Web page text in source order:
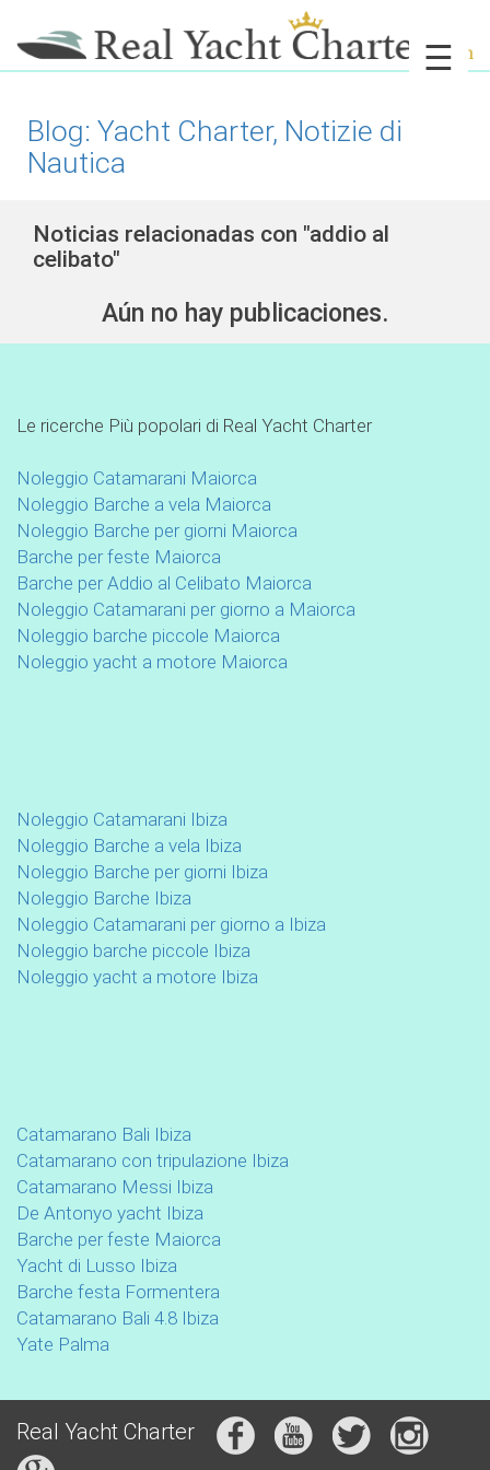
☰
Blog: Yacht Charter, Notizie di
Nautica
Noticias relacionadas con "addio al
celibato"
Aún no hay publicaciones.
Le ricerche Più popolari di Real Yacht Charter
Noleggio Catamarani Maiorca
Noleggio Barche a vela Maiorca
Noleggio Barche per giorni Maiorca
Barche per feste Maiorca
Barche per Addio al Celibato Maiorca
Noleggio Catamarani per giorno a Maiorca
Noleggio barche piccole Maiorca
Noleggio yacht a motore Maiorca
Noleggio Catamarani Ibiza
Noleggio Barche a vela Ibiza
Noleggio Barche per giorni Ibiza
Noleggio Barche Ibiza
Noleggio Catamarani per giorno a Ibiza
Noleggio barche piccole Ibiza
Noleggio yacht a motore Ibiza
Catamarano Bali Ibiza
Catamarano con tripulazione Ibiza
Catamarano Messi Ibiza
De Antonyo yacht Ibiza
Barche per feste Maiorca
Yacht di Lusso Ibiza
Barche festa Formentera
Catamarano Bali 4.8 Ibiza
Yate Palma
Real Yacht Charter